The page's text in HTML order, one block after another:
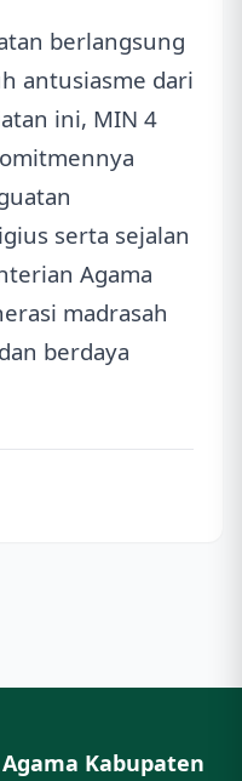
berlangsung
antusiasme dari
ini, MIN 4
serta sejalan
Agama
madrasah
berdaya
Kabupaten